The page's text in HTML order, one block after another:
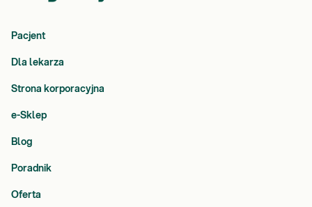
Pacjent
Dla lekarza
Strona korporacyjna
e-Sklep
Blog
Poradnik
Oferta